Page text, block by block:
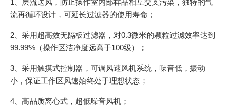
1、层流送风，防止操作室内部样品相互交叉污染，独特的气
流再循环设计，可延长过滤器的使用寿命；
2、采用超高效无隔板过滤器，对0.3微米的颗粒过滤效率达到
99.99%（操作区洁净度远高于100级）；
3、采用触摸式控制器，可调风速风机系统，噪音低，振动
小，保证工作区风速始终处于理想状态；
4、高品质离心式，超低噪音风机；